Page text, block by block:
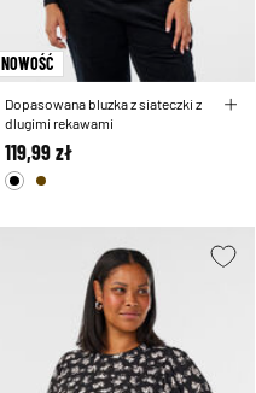
NOWOŚĆ
Dopasowana bluzka z siateczki z
dlugimi rekawami
119,99 zł